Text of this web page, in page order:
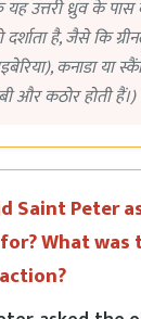
उत्तरी ध्रुव के
दर्शाता है, जैसे कि
कनाडा या
और कठोर होती हैं।)
Saint Peter
What was